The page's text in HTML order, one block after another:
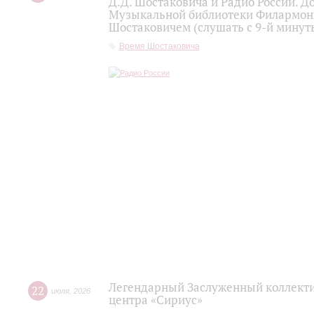
Музыкальной библиотеки
Шостаковичем (слушать с 9-й
Время Шостаковича
22 июля 2026
Легендарный Заслуженный
центра «Сириус»